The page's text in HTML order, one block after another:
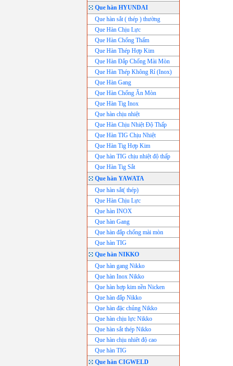
Que hàn HYUNDAI
Que hàn sắt ( thép ) thường
Que Hàn Chịu Lực
Que Hàn Chống Thấm
Que Hàn Thép Hợp Kim
Que Hàn Đắp Chống Mài Mòn
Que Hàn Thép Không Rỉ (Inox)
Que Hàn Gang
Que Hàn Chống Ăn Mòn
Que Hàn Tig Inox
Que hàn chịu nhiệt
Que Hàn Chịu Nhiệt Độ Thấp
Que Hàn TIG Chịu Nhiệt
Que Hàn Tig Hợp Kim
Que hàn TIG chịu nhiệt độ thấp
Que Hàn Tig Sắt
Que hàn YAWATA
Que hàn sắt( thép)
Que Hàn Chịu Lực
Que hàn INOX
Que hàn Gang
Que hàn đắp chống mài mòn
Que hàn TIG
Que hàn NIKKO
Que hàn gang Nikko
Que hàn Inox Nikko
Que hàn hợp kim nền Nicken
Que hàn đắp Nikko
Que hàn đặc chủng Nikko
Que hàn chịu lực Nikko
Que hàn sắt thép Nikko
Que hàn chịu nhiêt độ cao
Que hàn TIG
Que hàn CIGWELD